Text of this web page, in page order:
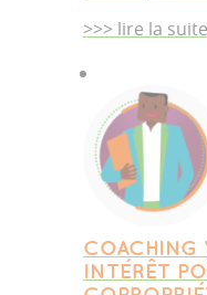
>>> lire la suite
COACHING
INTÉRÊT